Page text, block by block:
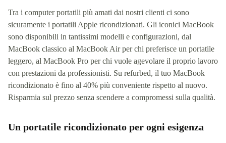
Tra i computer portatili più amati dai nostri clienti ci sono
sicuramente i portatili Apple ricondizionati. Gli iconici MacBook
sono disponibili in tantissimi modelli e configurazioni, dal
MacBook classico al MacBook Air per chi preferisce un portatile
leggero, al MacBook Pro per chi vuole agevolare il proprio lavoro
con prestazioni da professionisti. Su refurbed, il tuo MacBook
ricondizionato è fino al 40% più conveniente rispetto al nuovo.
Risparmia sul prezzo senza scendere a compromessi sulla qualità.
Un portatile ricondizionato per ogni esigenza